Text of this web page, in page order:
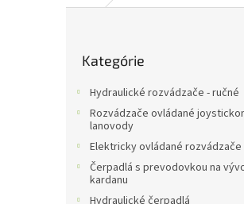
kategórie
Kategórie
Hydraulické rozvádzače - ručné
Rozvádzače ovládané
lanovody
Elektricky ovládané rozvádzače
Čerpadlá s prevodovkou na
kardanu
Hydraulické čerpadlá